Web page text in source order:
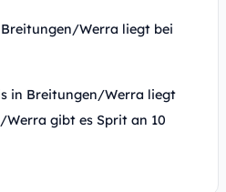
Werra liegt bei
in Breitungen/Werra liegt
gibt es Sprit an 10